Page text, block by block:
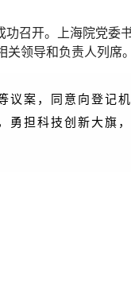
召开。上海院党
领导和负责人列席。
案，同意向登记
担科技创新大旗